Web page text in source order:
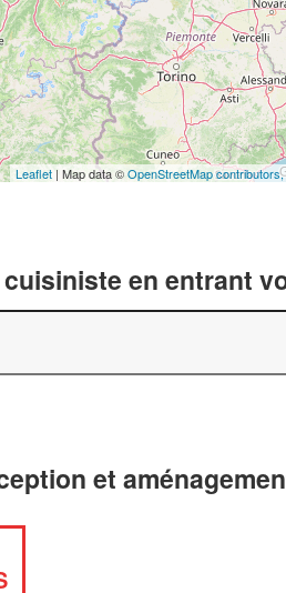
Leaflet | Map data ©OpenStreetMap contributors,
en entrant
et